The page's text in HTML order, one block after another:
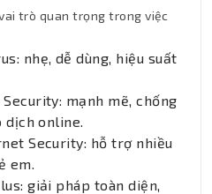
trò quan trọng trong việc
nhẹ, dễ dùng, hiệu suất
mạnh mẽ, chống
dịch online.
Security: hỗ trợ nhiều
em.
giải pháp toàn diện,